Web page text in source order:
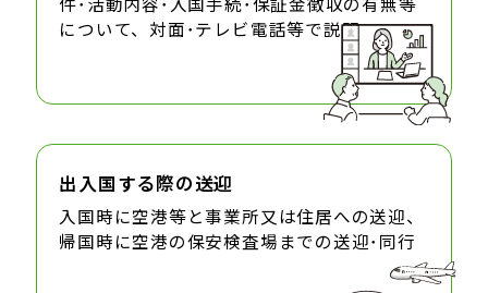
について、対面･テレビ電話等で説明
出入国する際の送迎
入国時に空港等と事業所又は住居への送迎、
帰国時に空港の保安検査場までの送迎･同行